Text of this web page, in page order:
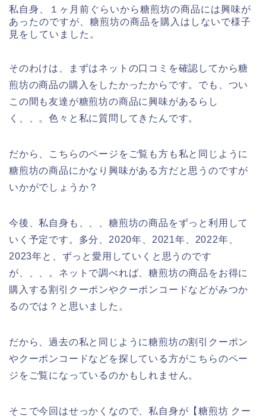
私自身、１ヶ月前ぐらいから糖煎坊の商品には興味が
あったのですが、糖煎坊の商品を購入はしないで様子
見をしていました。
そのわけは、まずはネットの口コミを確認してから糖
煎坊の商品の購入をしたかったからです。でも、つい
この間も友達が糖煎坊の商品に興味があるらし
く、、。色々と私に質問してきたんです。
だから、こちらのページをご覧も方も私と同じように
糖煎坊の商品にかなり興味がある方だと思うのですが
いかがでしょうか？
今後、私自身も、、、糖煎坊の商品をずっと利用して
いく予定です。多分、2020年、2021年、2022年、
2023年と、ずっと愛用していくと思うのです
が、、、。ネットで調べれば、糖煎坊の商品をお得に
購入する割引クーポンやクーポンコードなどがみつか
るのでは？と思いました。
だから、過去の私と同じように糖煎坊の割引クーポン
やクーポンコードなどを探している方がこちらのペー
ジをご覧になっているのかもしれません。
そこで今回はせっかくなので、私自身が【糖煎坊 クー